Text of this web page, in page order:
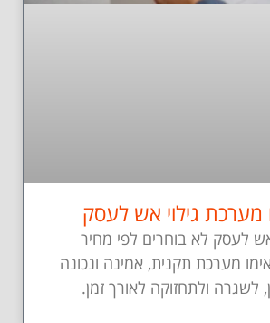
מערכת גילוי אש לעסק
לעסק לא בוחרים לפי מחיר
מערכת תקנית, אמינה ונכונה
לשגרה ולתחזוקה לאורך זמן.